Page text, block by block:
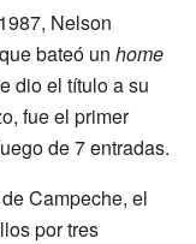
Nelson
bateó un home
dio el título a su
fue el primer
de 7 entradas.
Campeche, el
por tres